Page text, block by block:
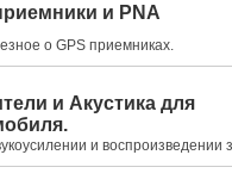
и PNA
о GPS приемниках.
и Акустика для
и воспроизведении